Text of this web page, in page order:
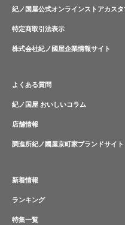
紀ノ国屋公式オンラインストアカス
特定商取引法表示
株式会社紀ノ國屋企業情報サイト
よくある質問
紀ノ国屋 おいしいコラム
店舗情報
調進所紀ノ國屋京町家ブランドサイト
新着情報
ランキング
特集一覧